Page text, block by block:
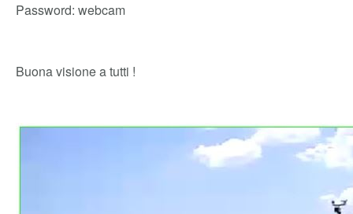
Password: webcam
Buona visione a tutti !